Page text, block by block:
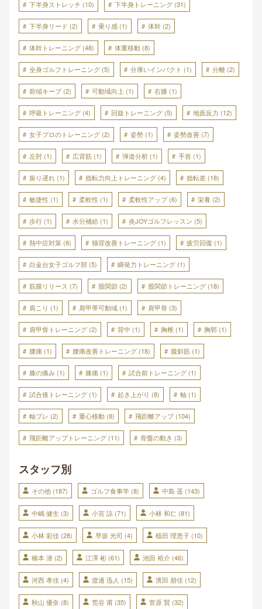
下半身ストレッチ (10) 下半身トレーニング (31)
下半身リード (2) 乗り感 (1) 体幹 (2)
体幹トレーニング (48) 体重移動 (8)
全身ゴルフトレーニング (5) 分厚いインパクト (1) 分離 (2)
前傾キープ(2) 可動域向上 (1) 右膝 (1)
呼吸トレーニング (4) 回旋トレーニング (5) 地面反力 (12)
女子プロのトレーニング (2) 姿勢 (1) 姿勢改善 (7)
左肘 (1) 広背筋 (1) 弾道分析 (1) 手首 (1)
振り遅れ (1) 捻転力向上トレーニング (4) 捻転差 (18)
敏捷性 (1) 柔軟性 (1) 柔軟性アップ(6) 栄養 (2)
歩行 (1) 水分補給 (1) 炎JOYゴルフレッスン (5)
熱中症対策 (8) 猫背改善トレーニング (1) 疲労回復 (1)
白金台女子ゴルフ部 (5) 瞬発力トレーニング (1)
筋膜リリース (7) 股関節 (2) 股関節トレーニング (18)
肩こり (1) 肩甲帯可動域 (1) 肩甲骨 (3)
肩甲骨トレーニング (2) 背中 (1) 胸椎 (1) 胸郭 (1)
腰痛 (1) 腰痛改善トレーニング (18) 腹斜筋 (1)
膝の痛み (1) 膝痛 (1) 試合前トレーニング (1)
試合後トレーニング (1) 起き上がり (8) 軸 (1)
軸ブレ (2) 重心移動 (8) 飛距離アップ(104)
飛距離アップトレーニング (11) 骨盤の動き (3)
スタッフ別
その他 (187) ゴルフ食事学 (8) 中島 遥 (143)
中嶋 健生 (3) 小宮 諒 (71) 小林 和仁 (81)
小林 彩佳 (28) 早坂 光司 (4) 植田 理恵子 (10)
橋本 潜 (2) 江澤 彬 (61) 池田 裕介 (46)
河西 孝佳 (4) 渡邊 迅人 (15) 濱田 朋佳 (12)
秋山 優奈 (8) 荒谷 甫 (35) 菅原 賢 (32)